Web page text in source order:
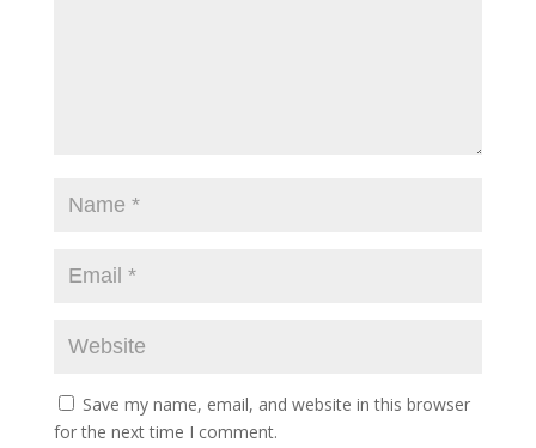
Save my name, email, and website in this browser
for the next time I comment.